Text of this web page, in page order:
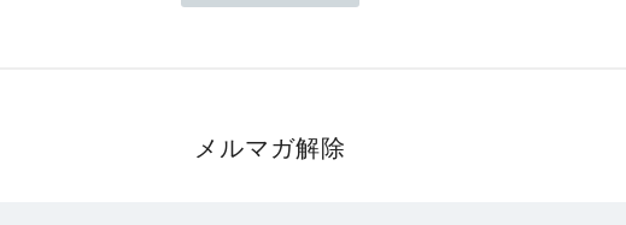
メルマガ解除